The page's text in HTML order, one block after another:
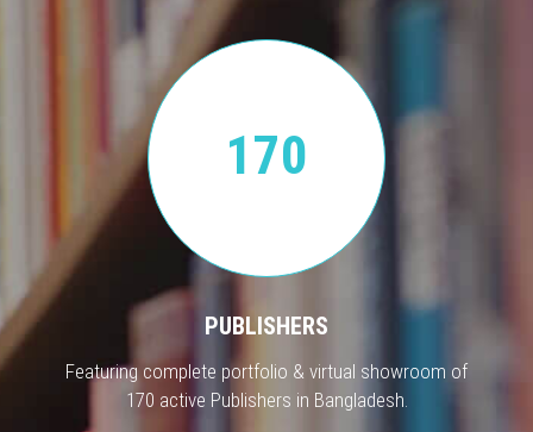
170
PUBLISHERS
Featuring complete portfolio & virtual showroom of
170 active Publishers in Bangladesh.